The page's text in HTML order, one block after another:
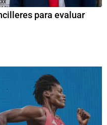
para evaluar